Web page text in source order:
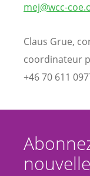
mej@wcc-
Claus Grue,
coordinateur
+46 70 611